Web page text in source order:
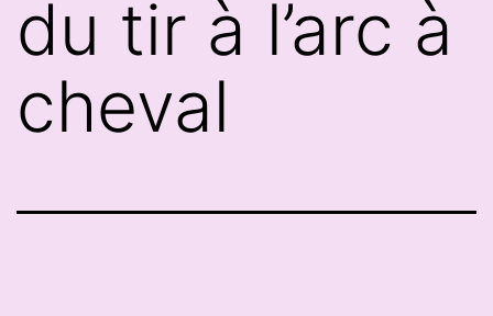
du tir à l’arc à
cheval